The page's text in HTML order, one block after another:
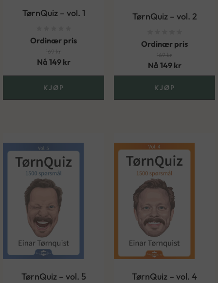
TørnQuiz – vol. 1
Ordinær pris
169kr
Nå 149 kr
KJØP
TørnQuiz – vol. 2
Ordinær pris
169kr
Nå 149 kr
KJØP
TørnQuiz – vol. 5 TørnQuiz – vol. 4